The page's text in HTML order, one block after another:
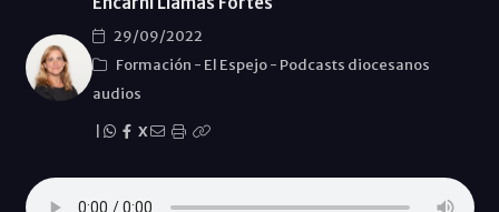
29/09/2022
Formación - El Espejo- Podcasts diocesanos
audios
X